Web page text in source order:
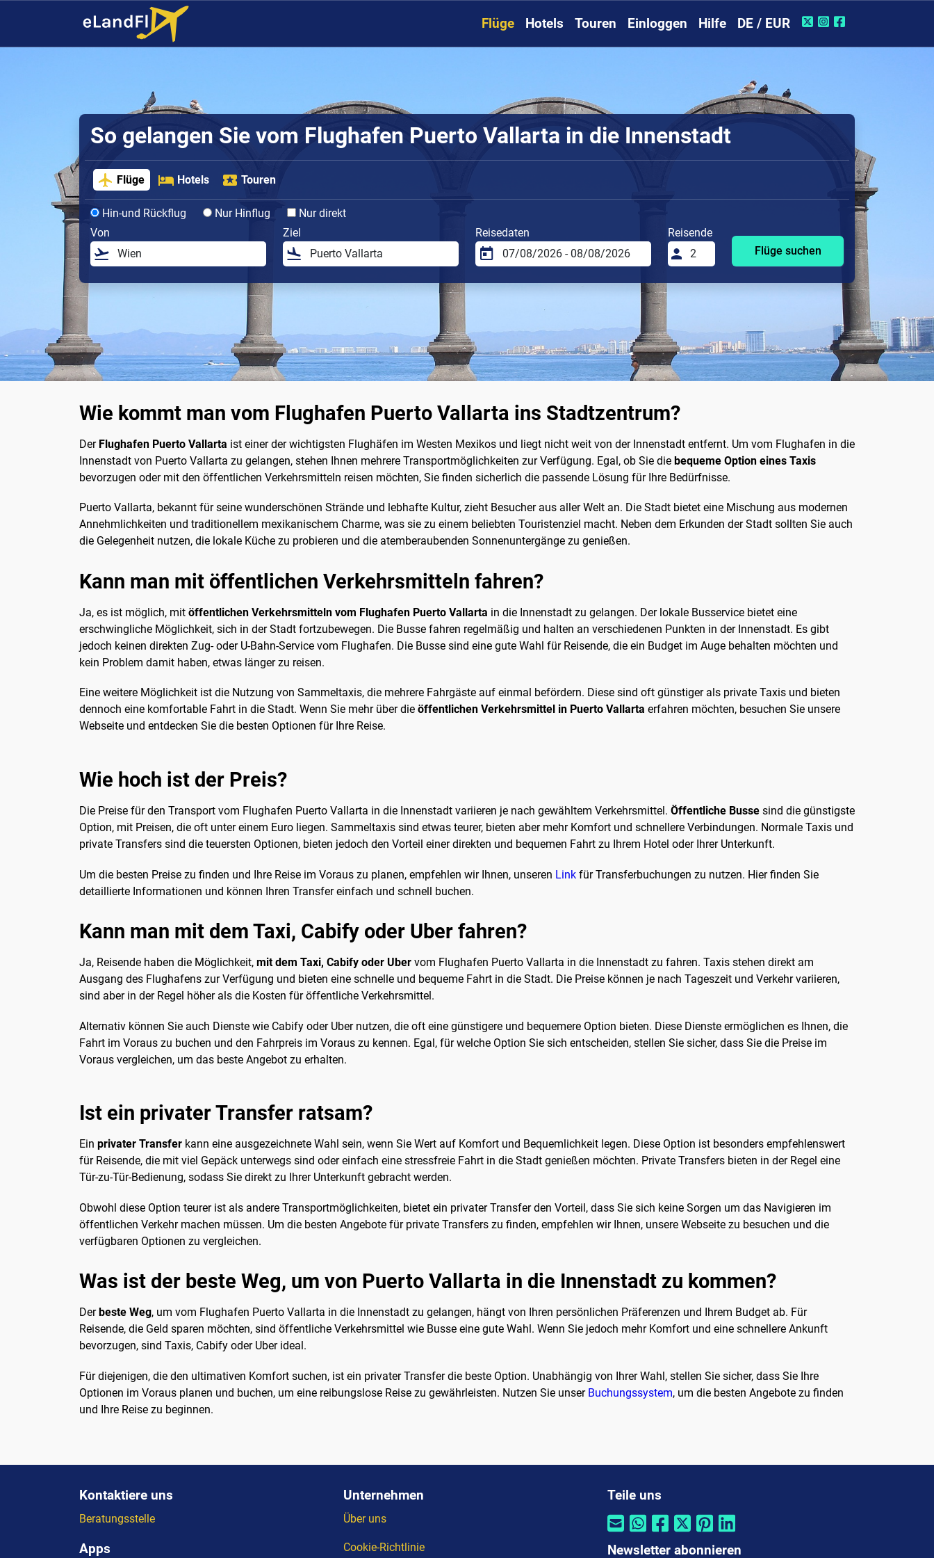
Flüge Hotels Touren Einloggen Hilfe DE / EUR
So gelangen Sie vom Flughafen Puerto Vallarta in die Innenstadt
Flüge Hotels Touren
Hin-und Rückflug Nur Hinflug
Nur direkt
Von
Ziel Reisedaten
Reisende
Flüge suchen
Wie kommt man vom Flughafen Puerto Vallarta ins Stadtzentrum?
Der Flughafen Puerto Vallarta ist einer der wichtigsten Flughäfen im Westen Mexikos und liegt nicht weit von der Innenstadt entfernt. Um vom Flughafen in die
Innenstadt von Puerto Vallarta zu gelangen, stehen Ihnen mehrere Transportmöglichkeiten zur Verfügung. Egal, ob Sie die bequeme Option eines Taxis
bevorzugen oder mit den öffentlichen Verkehrsmitteln reisen möchten, Sie finden sicherlich die passende Lösung für Ihre Bedürfnisse.
Puerto Vallarta, bekannt für seine wunderschönen Strände und lebhafte Kultur, zieht Besucher aus aller Welt an. Die Stadt bietet eine Mischung aus modernen
Annehmlichkeiten und traditionellem mexikanischem Charme, was sie zu einem beliebten Touristenziel macht. Neben dem Erkunden der Stadt sollten Sie auch
die Gelegenheit nutzen, die lokale Küche zu probieren und die atemberaubenden Sonnenuntergänge zu genießen.
Kann man mit öffentlichen Verkehrsmitteln fahren?
Ja, es ist möglich, mit öffentlichen Verkehrsmitteln vom Flughafen Puerto Vallarta in die Innenstadt zu gelangen. Der lokale Busservice bietet eine
erschwingliche Möglichkeit, sich in der Stadt fortzubewegen. Die Busse fahren regelmäßig und halten an verschiedenen Punkten in der Innenstadt. Es gibt
jedoch keinen direkten Zug- oder U-Bahn-Service vom Flughafen. Die Busse sind eine gute Wahl für Reisende, die ein Budget im Auge behalten möchten und
kein Problem damit haben, etwas länger zu reisen.
Eine weitere Möglichkeit ist die Nutzung von Sammeltaxis, die mehrere Fahrgäste auf einmal befördern. Diese sind oft günstiger als private Taxis und bieten
dennoch eine komfortable Fahrt in die Stadt. Wenn Sie mehr über die öffentlichen Verkehrsmittel in Puerto Vallarta erfahren möchten, besuchen Sie unsere
Webseite und entdecken Sie die besten Optionen für Ihre Reise.
Wie hoch ist der Preis?
Die Preise für den Transport vom Flughafen Puerto Vallarta in die Innenstadt variieren je nach gewähltem Verkehrsmittel. Öffentliche Busse sind die günstigste
Option, mit Preisen, die oft unter einem Euro liegen. Sammeltaxis sind etwas teurer, bieten aber mehr Komfort und schnellere Verbindungen. Normale Taxis und
private Transfers sind die teuersten Optionen, bieten jedoch den Vorteil einer direkten und bequemen Fahrt zu Ihrem Hotel oder Ihrer Unterkunft.
Um die besten Preise zu finden und Ihre Reise im Voraus zu planen, empfehlen wir Ihnen, unseren Link für Transferbuchungen zu nutzen. Hier finden Sie
detaillierte Informationen und können Ihren Transfer einfach und schnell buchen.
Kann man mit dem Taxi, Cabify oder Uber fahren?
Ja, Reisende haben die Möglichkeit, mit dem Taxi, Cabify oder Uber vom Flughafen Puerto Vallarta in die Innenstadt zu fahren. Taxis stehen direkt am
Ausgang des Flughafens zur Verfügung und bieten eine schnelle und bequeme Fahrt in die Stadt. Die Preise können je nach Tageszeit und Verkehr variieren,
sind aber in der Regel höher als die Kosten für öffentliche Verkehrsmittel.
Alternativ können Sie auch Dienste wie Cabify oder Uber nutzen, die oft eine günstigere und bequemere Option bieten. Diese Dienste ermöglichen es Ihnen, die
Fahrt im Voraus zu buchen und den Fahrpreis im Voraus zu kennen. Egal, für welche Option Sie sich entscheiden, stellen Sie sicher, dass Sie die Preise im
Voraus vergleichen, um das beste Angebot zu erhalten.
Ist ein privater Transfer ratsam?
Ein privater Transfer kann eine ausgezeichnete Wahl sein, wenn Sie Wert auf Komfort und Bequemlichkeit legen. Diese Option ist besonders empfehlenswert
für Reisende, die mit viel Gepäck unterwegs sind oder einfach eine stressfreie Fahrt in die Stadt genießen möchten. Private Transfers bieten in der Regel eine
Tür-zu-Tür-Bedienung, sodass Sie direkt zu Ihrer Unterkunft gebracht werden.
Obwohl diese Option teurer ist als andere Transportmöglichkeiten, bietet ein privater Transfer den Vorteil, dass Sie sich keine Sorgen um das Navigieren im
öffentlichen Verkehr machen müssen. Um die besten Angebote für private Transfers zu finden, empfehlen wir Ihnen, unsere Webseite zu besuchen und die
verfügbaren Optionen zu vergleichen.
Was ist der beste Weg, um von Puerto Vallarta in die Innenstadt zu kommen?
Der beste Weg, um vom Flughafen Puerto Vallarta in die Innenstadt zu gelangen, hängt von Ihren persönlichen Präferenzen und Ihrem Budget ab. Für
Reisende, die Geld sparen möchten, sind öffentliche Verkehrsmittel wie Busse eine gute Wahl. Wenn Sie jedoch mehr Komfort und eine schnellere Ankunft
bevorzugen, sind Taxis, Cabify oder Uber ideal.
Für diejenigen, die den ultimativen Komfort suchen, ist ein privater Transfer die beste Option. Unabhängig von Ihrer Wahl, stellen Sie sicher, dass Sie Ihre
Optionen im Voraus planen und buchen, um eine reibungslose Reise zu gewährleisten. Nutzen Sie unser Buchungssystem, um die besten Angebote zu finden
und Ihre Reise zu beginnen.
Kontaktiere uns
Beratungsstelle
Apps
Unternehmen
Über uns
Cookie-Richtlinie
Teile uns
Newsletter abonnieren